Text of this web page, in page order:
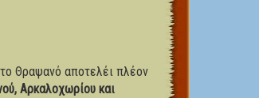
Θραψανό αποτελέι πλέον
Αρκαλοχωρίου και